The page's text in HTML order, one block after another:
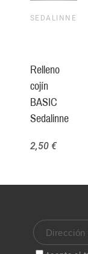
SEDALINNE
Relleno
cojín
BASIC
Sedalinne
2,50 €